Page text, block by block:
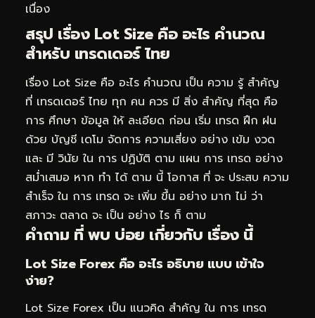
เนื่อง
สรุป เรื่อง Lot Size คือ อะไร คำนวณ
สำหรับ เทรดเดอร์ ไทย
เรื่อง Lot Size คือ อะไร คำนวณ เป็น ความ รู้ สำคัญ
ที่ เทรดเดอร์ ไทย ทุก คน ควร มี สิ่ง สำคัญ ที่สุด คือ
การ ศึกษา ข้อมูล ให้ ละเอียด ก่อน เริ่ม เทรด ฝึก ฝน
ด้วย บัญชี เดโม จัดการ ความเสี่ยง อย่าง เข้ม งวด
และ มี วินัย ใน การ ปฏิบัติ ตาม แผน การ เทรด อย่าง
สม่ำเสมอ หาก ทำ ได้ ตาม นี้ โอกาส ที่ จะ ประสบ ความ
สำเร็จ ใน การ เทรด จะ เพิ่ม ขึ้น อย่าง มาก ไม่ ว่า
สภาวะ ตลาด จะ เป็น อย่าง ไร ก็ ตาม
คำถาม ที่ พบ บ่อย เกี่ยวกับ เรื่อง นี้
Lot Size Forex คือ อะไร อธิบาย แบบ เข้าใจ
ง่าย?
Lot Size Forex เป็น แนวคิด สำคัญ ใน การ เทรด